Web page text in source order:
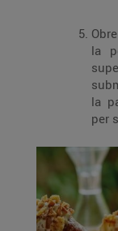
la
la
per